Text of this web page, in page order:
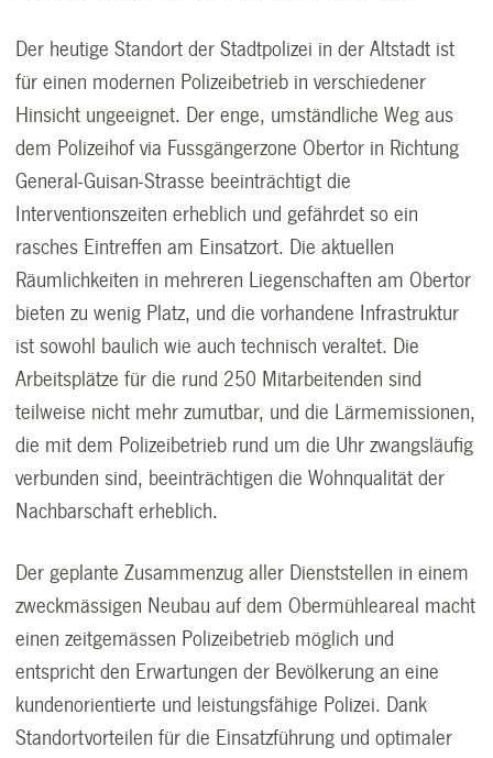
Der heutige Standort der Stadtpolizei in der Altstadt ist
für einen modernen Polizeibetrieb in verschiedener
Hinsicht ungeeignet. Der enge, umständliche Weg aus
dem Polizeihof via Fussgängerzone Obertor in Richtung
General-Guisan-Strasse beeinträchtigt die
Interventionszeiten erheblich und gefährdet so ein
rasches Eintreffen am Einsatzort. Die aktuellen
Räumlichkeiten in mehreren Liegenschaften am Obertor
bieten zu wenig Platz, und die vorhandene Infrastruktur
ist sowohl baulich wie auch technisch veraltet. Die
Arbeitsplätze für die rund 250 Mitarbeitenden sind
teilweise nicht mehr zumutbar, und die Lärmemissionen,
die mit dem Polizeibetrieb rund um die Uhr zwangsläufig
verbunden sind, beeinträchtigen die Wohnqualität der
Nachbarschaft erheblich.
Der geplante Zusammenzug aller Dienststellen in einem
zweckmässigen Neubau auf dem Obermühleareal macht
einen zeitgemässen Polizeibetrieb möglich und
entspricht den Erwartungen der Bevölkerung an eine
kundenorientierte und leistungsfähige Polizei. Dank
Standortvorteilen für die Einsatzführung und optimaler